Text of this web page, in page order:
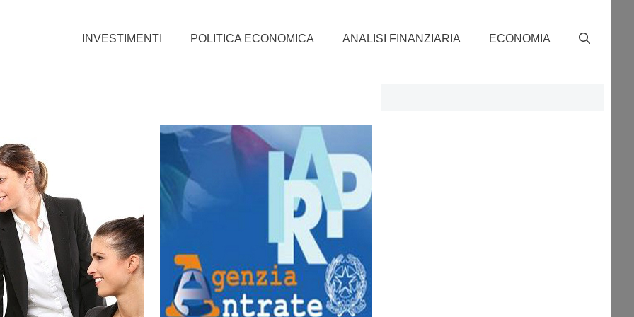
INVESTIMENTI POLITICA ECONOMICA ANALISI FINANZIARIA ECONOMIA